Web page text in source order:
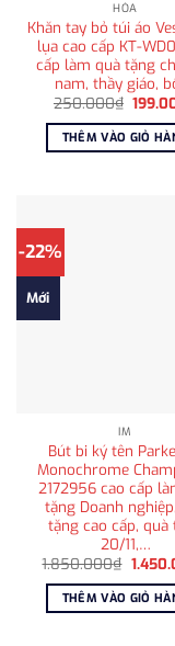
HỎA
Khăn tay bỏ túi áo
lụa cao cấp KT-
cấp làm quà tặng
nam, thầy giáo,
250.000₫ Giá
là:
THÊM VÀO GIỎ
-22%
Mới
IM
Bút bi ký tên
Monochrome
2172956 cao cấp
tặng Doanh
tặng cao cấp, quà
20/11,…
1.850.000₫ Giá
là:
THÊM VÀO GIỎ